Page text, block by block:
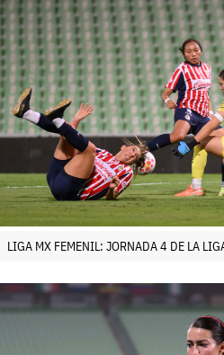
LIGA MX FEMENIL: JORNADA 4 DE LA